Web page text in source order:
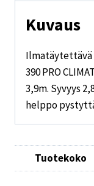
Kuvaus
Ilmatäytettävä
390 PRO
3,9m. Syvyys
helppo
Tuotekoko